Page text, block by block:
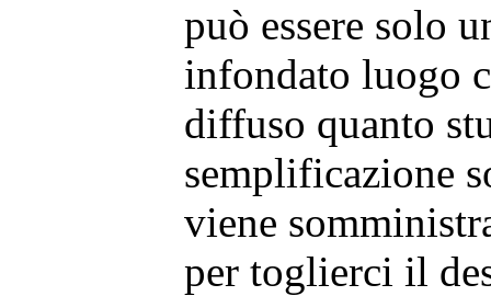
può essere solo
infondato luogo
diffuso quanto
semplificazione
viene
per toglierci il